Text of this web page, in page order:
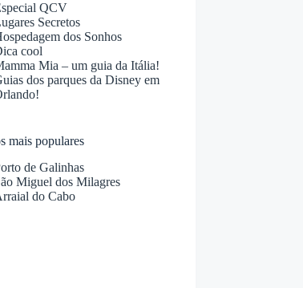
QCV
Secretos
dos Sonhos
cool
Mia – um guia da Itália!
dos parques da Disney em
mais populares
de Galinhas
Miguel dos Milagres
do Cabo